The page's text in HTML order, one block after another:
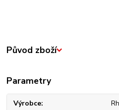
Původ zboží
Parametry
Výrobce